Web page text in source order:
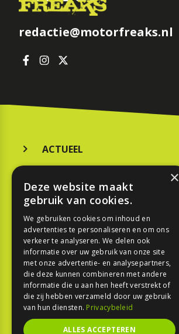
redactie@motorfreaks.nl
ACTUEEL
KOOPGIDS
TESTEN
SPORT
REPORTAGE
TOUREN
NIEUWSBRIEF
×
Deze website maakt
gebruik van cookies.
We gebruiken cookies om inhoud en
advertenties te personaliseren en om ons
verkeer te analyseren. We delen ook
informatie over uw gebruik van onze site
met onze advertentie- en analysepartners,
die deze kunnen combineren met andere
informatie die u aan hen heeft verstrekt of
die zij hebben verzameld door uw gebruik
van hun diensten. Privacybeleid
ALLES ACCEPTEREN